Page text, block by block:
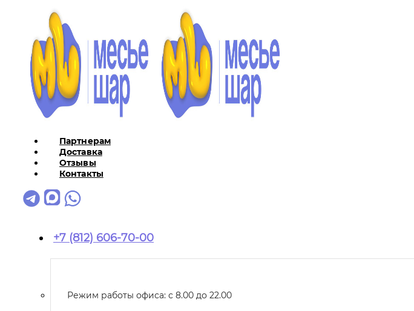
Партнерам
Доставка
Отзывы
Контакты
+7 (812) 606-70-00
Режим работы офиса: с 8.00 до 22.00